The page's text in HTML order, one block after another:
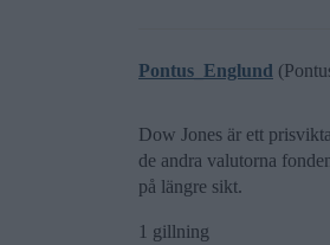
Pontus_Englund
Dow Jones är ett
de andra valutorna
på längre sikt.
1 gillning